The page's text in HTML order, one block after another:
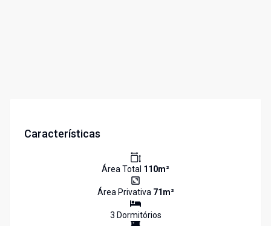
Características
Área Total 110m²
Área Privativa 71m²
3 Dormitórios